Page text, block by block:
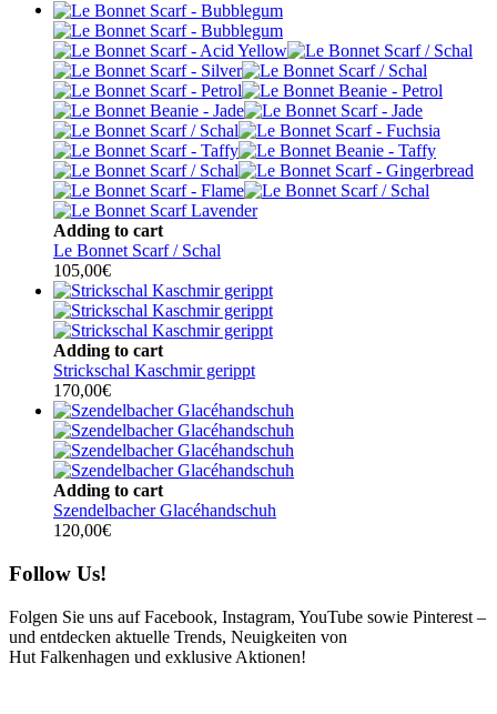
Adding to cart
Le Bonnet Scarf / Schal
105,00€
Adding to cart
Strickschal Kaschmir gerippt
170,00€
Adding to cart
Szendelbacher Glacéhandschuh
120,00€
Follow Us!
Folgen Sie uns auf Facebook, Instagram, YouTube sowie Pinterest –
und entdecken aktuelle Trends, Neuigkeiten von
Hut Falkenhagen und exklusive Aktionen!